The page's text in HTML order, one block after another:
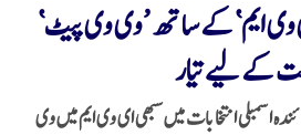
ایم‘ کے ساتھ ’وی وی پیٹ‘
کے لیے تیار
اسمبلی انتخابات میں سبھی ای وی ایم میں وی